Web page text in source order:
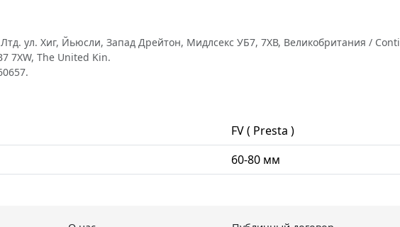
ул. Хиг, Йьюсли, Запад Дрейтон, Мидлсекс УБ7, 7ХВ, Великобритания /
7XW, The United Kin.
FV ( Presta )
60-80 мм